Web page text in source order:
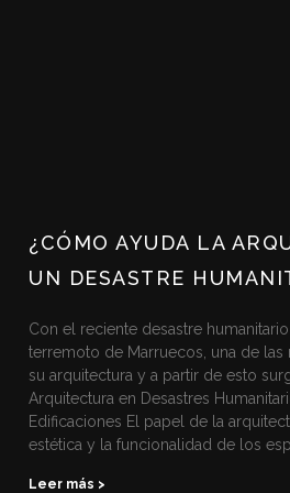
¿CÓMO AYUDA LA
UN DESASTRE
Con el reciente desastre
terremoto de Marruecos, una de
su arquitectura y a partir de esto
Arquitectura en Desastres
Edificaciones El papel de la
estética y la funcionalidad de los
Leer más >